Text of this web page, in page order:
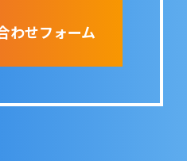
わせフォーム